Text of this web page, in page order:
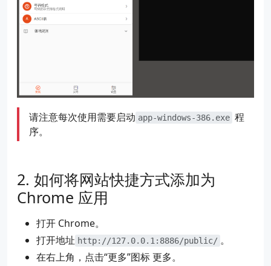
请注意每次使用需要启动 app-windows-386.exe 程
序。
如何将网站快捷方式添加为
Chrome 应用
打开 Chrome。
打开地址 http://127.0.0.1:8886/public/ 。
在右上角，点击“更多”图标 更多。